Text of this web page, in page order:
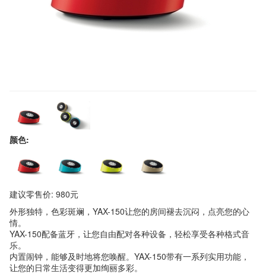
颜色:
建议零售价: 980元
外形独特，色彩斑斓，YAX-150让您的房间褪去沉闷，点亮您的心
情。
YAX-150配备蓝牙，让您自由配对各种设备，轻松享受各种格式音
乐。
内置闹钟，能够及时地将您唤醒。YAX-150带有一系列实用功能，
让您的日常生活变得更加绚丽多彩。